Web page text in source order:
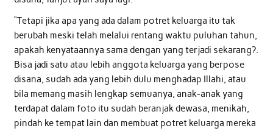
“Tetapi jika apa yang ada dalam potret keluarga itu tak
berubah meski telah melalui rentang waktu puluhan tahun,
apakah kenyataannya sama dengan yang terjadi sekarang?.
Bisa jadi satu atau lebih anggota keluarga yang berpose
disana, sudah ada yang lebih dulu menghadap Illahi, atau
bila memang masih lengkap semuanya, anak-anak yang
terdapat dalam foto itu sudah beranjak dewasa, menikah,
pindah ke tempat lain dan membuat potret keluarga mereka